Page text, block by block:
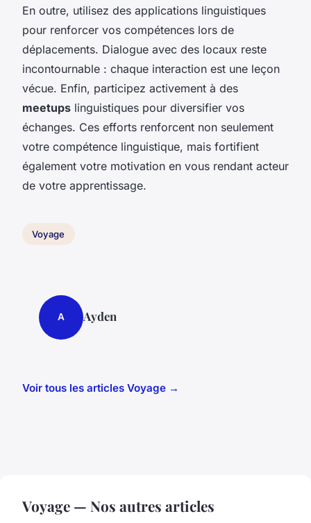
En outre, utilisez des applications linguistiques
pour renforcer vos compétences lors de
déplacements. Dialogue avec des locaux reste
incontournable : chaque interaction est une leçon
vécue. Enfin, participez activement à des
meetups linguistiques pour diversifier vos
échanges. Ces efforts renforcent non seulement
votre compétence linguistique, mais fortifient
également votre motivation en vous rendant acteur
de votre apprentissage.
Voyage
A Ayden
Voir tous les articles Voyage →
Voyage — Nos autres articles